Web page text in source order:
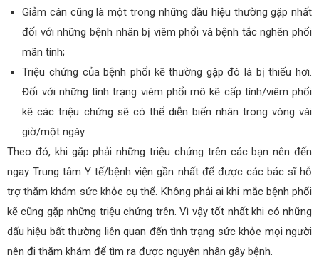
Giảm cân cũng là một trong những dầu hiệu thường gặp nhất
đối với những bệnh nhân bị viêm phổi và bệnh tắc nghẽn phổi
mãn tính;
Triệu chứng của bệnh phổi kẽ thường gặp đó là bị thiếu hơi.
Đối với những tình trạng viêm phổi mô kẽ cấp tính/viêm phổi
kẽ các triệu chứng sẽ có thể diễn biến nhân trong vòng vài
giờ/một ngày.
Theo đó, khi gặp phải những triệu chứng trên các bạn nên đến
ngay Trung tâm Y tế/bệnh viện gần nhất để được các bác sĩ hỗ
trợ thăm khám sức khỏe cụ thể. Không phải ai khi mắc bệnh phổi
kẽ cũng gặp những triệu chứng trên. Vì vậy tốt nhất khi có những
dấu hiệu bất thường liên quan đến tình trạng sức khỏe mọi người
nên đi thăm khám để tìm ra được nguyên nhân gây bệnh.